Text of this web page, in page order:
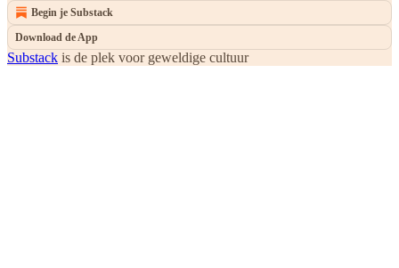
Begin je Substack
Download de App
Substack is de plek voor geweldige cultuur